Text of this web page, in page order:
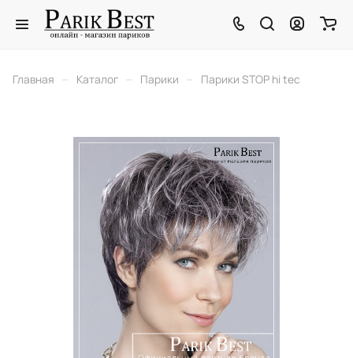
Главная – Каталог – Парики – Парики STOP hi tec